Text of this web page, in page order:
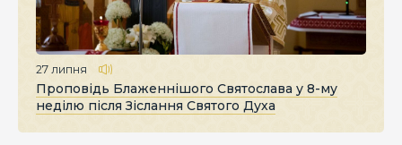
27 липня
Проповідь Блаженнішого Святослава у 8-му
неділю після Зіслання Святого Духа